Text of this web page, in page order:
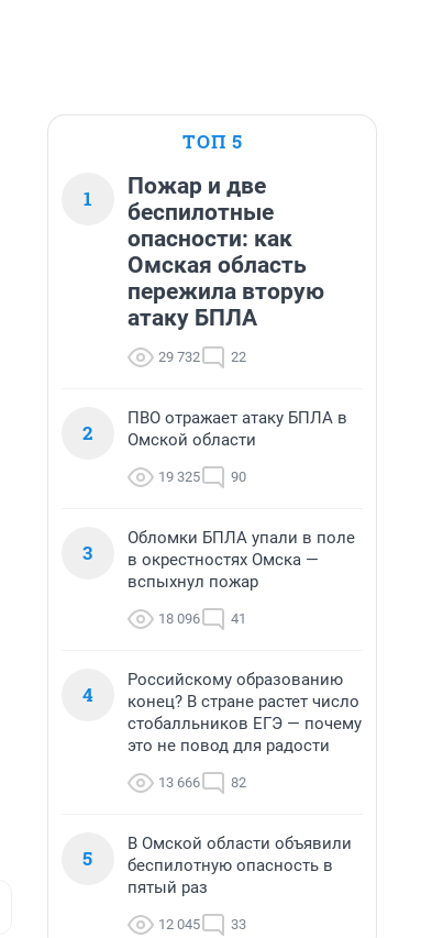
ТОП 5
1
Пожар и две
беспилотные
опасности: как
Омская область
пережила вторую
атаку БПЛА
29 732 22
2
ПВО отражает атаку БПЛА в
Омской области
19 325 90
3
Обломки БПЛА упали в поле
в окрестностях Омска —
вспыхнул пожар
18 096 41
4
Российскому образованию
конец? В стране растет число
стобалльников ЕГЭ — почему
это не повод для радости
13 666 82
5
В Омской области объявили
беспилотную опасность в
пятый раз
12 045 33